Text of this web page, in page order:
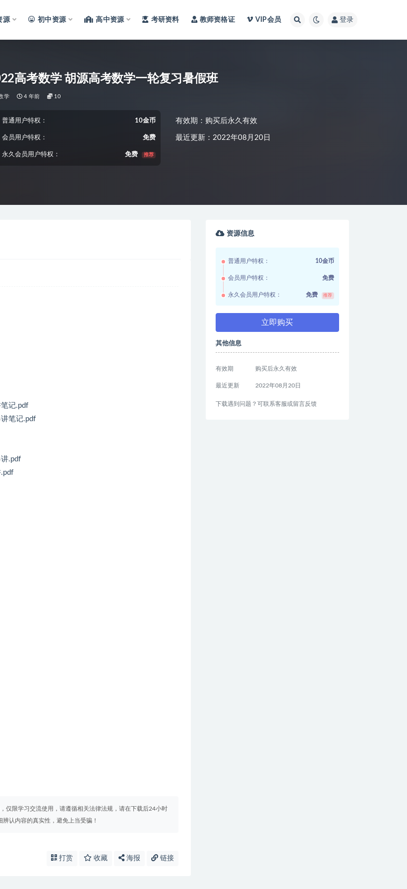
源 初中资源 高中资源 考研资料 教师资格证 VIP会员 登录
高考数学 胡源高考数学一轮复习暑假班
学 4 年前 10
普通用户特权： 10金币
会员用户特权： 免费
永久会员用户特权： 免费 推荐
有效期：购买后永久有效
最近更新：2022年08月20日
记.pdf
笔记.pdf
.pdf
仅限学习交流使用，请遵循相关法律法规，请在下载后24小时
认内容的真实性，避免上当受骗！
打赏 收藏 海报 链接
资源信息
普通用户特权： 10金币
会员用户特权： 免费
永久会员用户特权： 免费 推荐
立即购买
其他信息
有效期 购买后永久有效
最近更新 2022年08月20日
下载遇到问题？可联系客服或留言反馈